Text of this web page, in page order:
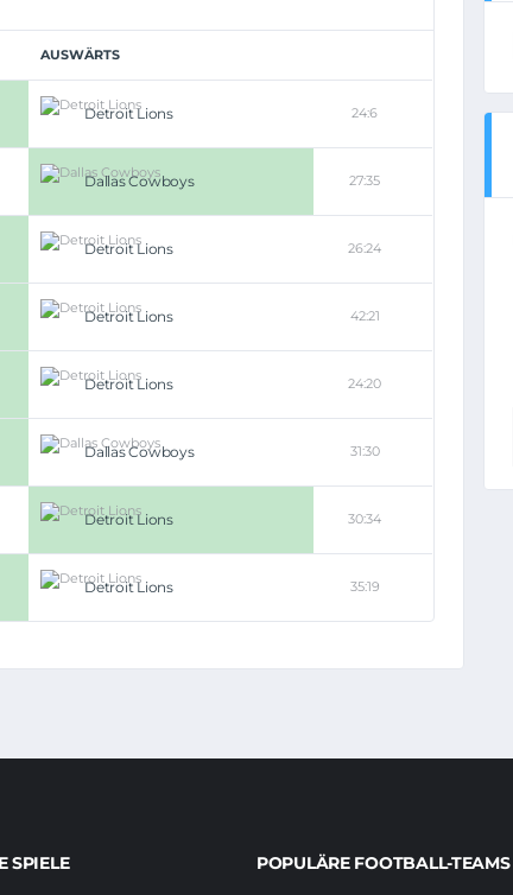
AUSWÄRTS
Detroit Lions 24:6
Dallas Cowboys 27:35
Detroit Lions 26:24
Detroit Lions 42:21
Detroit Lions 24:20
Dallas Cowboys 31:30
Detroit Lions 30:34
Detroit Lions 35:19
SPIELE POPULÄRE FOOTBALL-TEAMS